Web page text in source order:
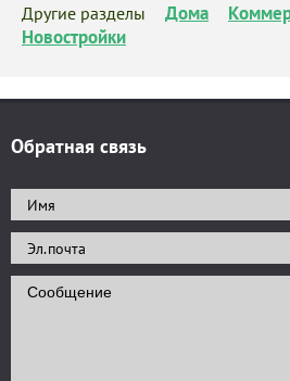
Другие разделы Дома
Новостройки
Обратная связь